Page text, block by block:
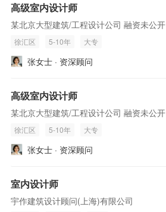
高级室内设计师
某北京大型建筑/工程设计公司 融资未公开
徐汇区 5-10年 大专
张女士 · 资深顾问
高级室内设计师
某北京大型建筑/工程设计公司 融资未公开
徐汇区 5-10年 大专
张女士 · 资深顾问
室内设计师
宇作建筑设计顾问(上海)有限公司